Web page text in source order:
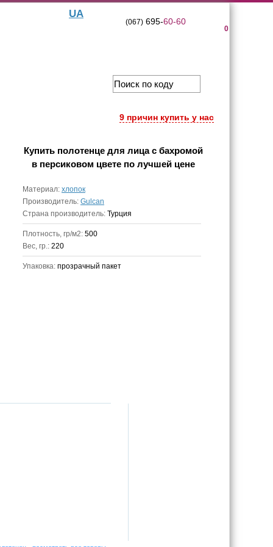
UA
0
(067)695-60-60
9 причин купить у нас
Купить полотенце для лица с бахромой
в персиковом цвете по лучшей цене
Материал: хлопок
Производитель: Gulcan
Страна производитель: Турция
Плотность, гр/м2: 500
Вес, гр.: 220
Упаковка: прозрачный пакет